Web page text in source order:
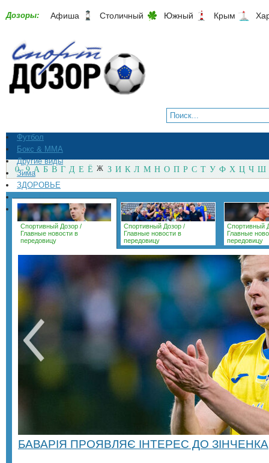
Дозоры: Афиша Столичный Южный Крым
Футбол
Бокс & ММА
Другие виды
Зима
ЗДОРОВЬЕ
СпортМагазины
Архив
0 - 9 А Б В Г Д Е Ё Ж З И К Л М Н О П Р С Т У Ф Х Ц Ч Ш
Спортивный Дозор /
Главные новости в
передовицу
Спортивный Дозор /
Главные новости в
передовицу
Спортивный
Главные
передовицу
БАВАРІЯ ПРОЯВЛЯЄ ІНТЕРЕС ДО ЗІНЧЕНКА